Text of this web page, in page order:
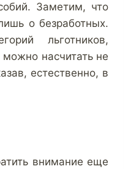
Заметим, что
о безработных.
льготников,
можно насчитать не
естественно, в
внимание еще